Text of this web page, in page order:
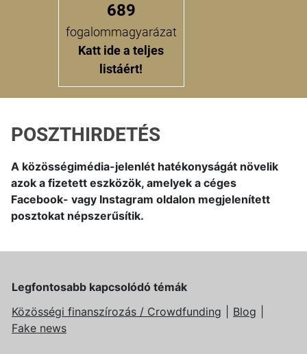
689
fogalommagyarázat
Katt ide a teljes
listáért!
POSZTHIRDETÉS
A közösségimédia-jelenlét hatékonyságát növelik
azok a fizetett eszközök, amelyek a céges
Facebook- vagy Instagram oldalon megjelenített
posztokat népszerűsítik.
Legfontosabb kapcsolódó témák
Közösségi finanszírozás / Crowdfunding
Blog
Fake news